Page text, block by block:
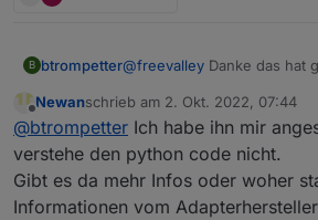
B btrompetter@freevalley Danke das hat
direkt auf die Ecoflow im
sämtliche Daten aus die
sehen kann. Man kann auch
damit betätigen. Ist mehr als
Schnittstelle.
Offline
Newanschrieb am 2. Okt. 2022, 07:44
zuletzt editiert von
@btrompetter Ich habe ihn mir
verstehe den python code nicht.
Gibt es da mehr Infos oder woher
Informationen vom